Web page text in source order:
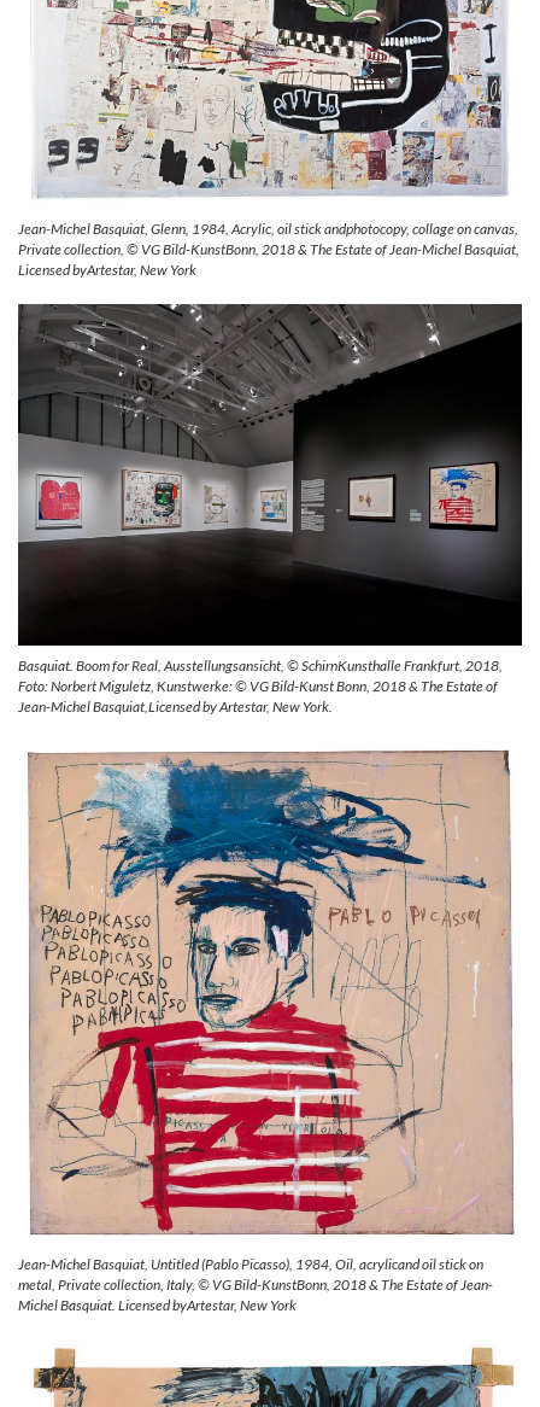
Jean-Michel Basquiat, Glenn, 1984, Acrylic, oil stick andphotocopy, collage on canvas,
Private collection, © VG Bild-KunstBonn, 2018 & The Estate of Jean-Michel Basquiat,
Licensed byArtestar, New York
Basquiat. Boom for Real, Ausstellungsansicht, © SchirnKunsthalle Frankfurt, 2018,
Foto: Norbert Miguletz, Kunstwerke: © VG Bild-Kunst Bonn, 2018 & The Estate of
Jean-Michel Basquiat,Licensed by Artestar, New York.
Jean-Michel Basquiat, Untitled (Pablo Picasso), 1984, Oil, acrylicand oil stick on
metal, Private collection, Italy, © VG Bild-KunstBonn, 2018 & The Estate of Jean-
Michel Basquiat. Licensed byArtestar, New York